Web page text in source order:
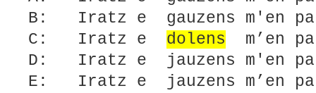
B: Iratz e gauzens m'en
C: Iratz e dolens m’en
D: Iratz e jauzens m'en
E: Iratz e jauzens m’en